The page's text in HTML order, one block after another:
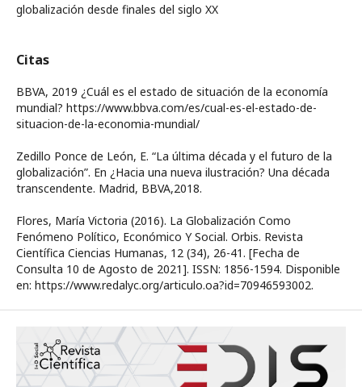
globalización desde finales del siglo XX
Citas
BBVA, 2019 ¿Cuál es el estado de situación de la economía
mundial? https://www.bbva.com/es/cual-es-el-estado-de-
situacion-de-la-economia-mundial/
Zedillo Ponce de León, E. “La última década y el futuro de la
globalización”. En ¿Hacia una nueva ilustración? Una década
transcendente. Madrid, BBVA,2018.
Flores, María Victoria (2016). La Globalización Como
Fenómeno Político, Económico Y Social. Orbis. Revista
Científica Ciencias Humanas, 12 (34), 26-41. [Fecha de
Consulta 10 de Agosto de 2021]. ISSN: 1856-1594. Disponible
en: https://www.redalyc.org/articulo.oa?id=70946593002.